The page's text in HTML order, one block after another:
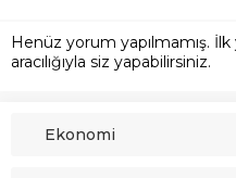
Henüz yorum yapılmamış.
aracılığıyla siz yapabilirsiniz.
Ekonomi